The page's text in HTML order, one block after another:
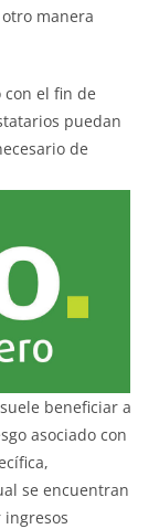
manera
el fin de
puedan
de
beneficiar a
asociado con
se encuentran